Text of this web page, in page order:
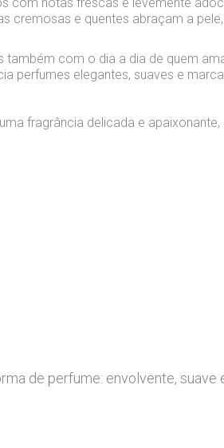
cremosas e quentes abraçam a
com o dia a dia de quem
perfumes elegantes, suaves e
fragrância delicada e
de perfume: envolvente, suave